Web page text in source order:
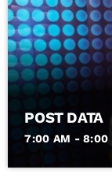
POST DATA
7:00 AM - 8:00